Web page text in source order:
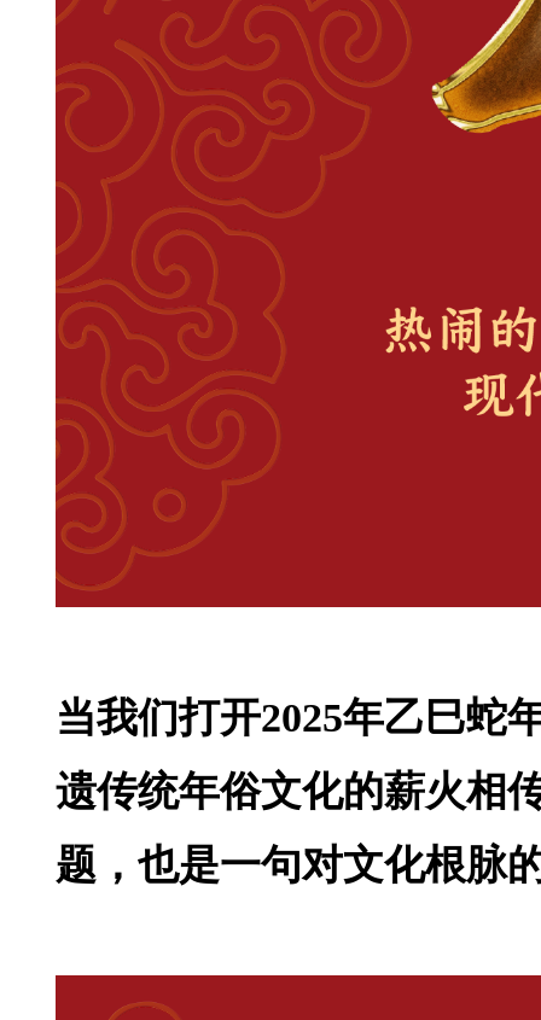
当我们打开2025年乙巳蛇
遗传统年俗文化的薪火相
题，也是一句对文化根脉